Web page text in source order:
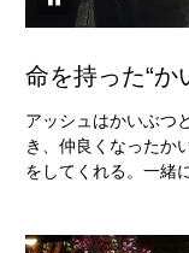
命を持った“か
アッシュはかいぶつ
き、仲良くなったか
をしてくれる。一緒